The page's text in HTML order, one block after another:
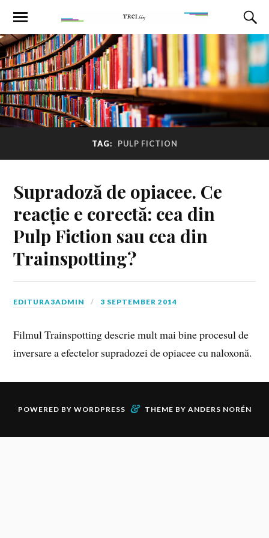
TAG: PULP FICTION
Supradoză de opiacee. Ce
reacție e corectă: cea din
Pulp Fiction sau cea din
Trainspotting?
EDITURA3ADMIN 3 SEPTEMBER 2014
Filmul Trainspotting descrie mult mai bine procesul de
inversare a efectelor supradozei de opiacee cu naloxonă.
POWERED BY WORDPRESS & THEME BY ANDERS NORÉN